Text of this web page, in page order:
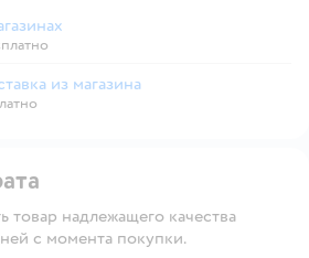
из магазина
товар надлежащего качества
с момента покупки.